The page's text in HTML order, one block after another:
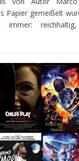
Papier gemeißelt